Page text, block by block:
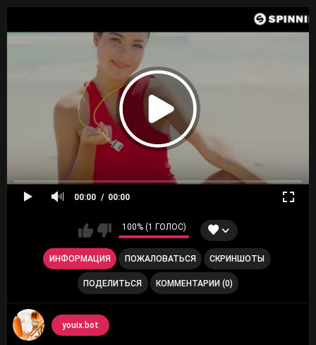
00:00 00:00
100% (1 ГОЛОС)
ИНФОРМАЦИЯ ПОЖАЛОВАТЬСЯ СКРИНШОТЫ
ПОДЕЛИТЬСЯ КОММЕНТАРИИ (0)
youix.bot